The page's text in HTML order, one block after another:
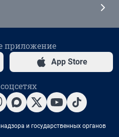
приложение
App Store
и государственных органов